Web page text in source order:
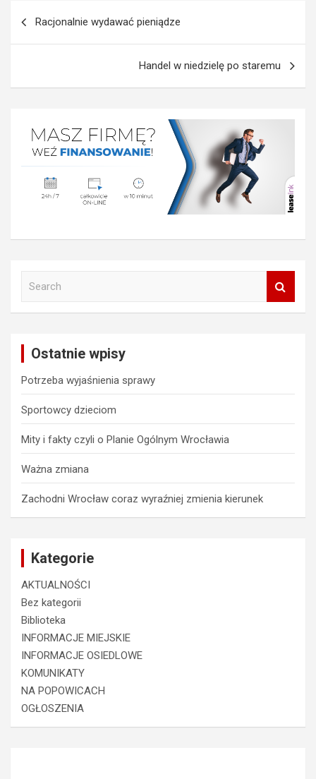
wpisu
Racjonalnie wydawać pieniądze
Handel w niedzielę po staremu
Ostatnie wpisy
Potrzeba wyjaśnienia sprawy
Sportowcy dzieciom
Mity i fakty czyli o Planie Ogólnym Wrocławia
Ważna zmiana
Zachodni Wrocław coraz wyraźniej zmienia kierunek
Kategorie
AKTUALNOŚCI
Bez kategorii
Biblioteka
INFORMACJE MIEJSKIE
INFORMACJE OSIEDLOWE
KOMUNIKATY
NA POPOWICACH
OGŁOSZENIA